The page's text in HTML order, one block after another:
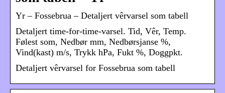
Yr – Fossebrua – Detaljert vêrvarsel som tabell
Detaljert time-for-time-varsel. Tid, Vêr, Temp.
Følest som, Nedbør mm, Nedbørsjanse %,
Vind(kast) m/s, Trykk hPa, Fukt %, Doggpkt.
Detaljert vêrvarsel for Fossebrua som tabell